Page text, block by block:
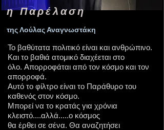
Το βαθύτατα πολιτικό είναι και ανθρώπινο.
Και το βαθιά ατομικό διαχέεται στο
όλο. Απορροφάται από τον κόσμο και τον
απορροφά.
Αυτό το φίλτρο είναι το Παράθυρο του
καθενός στον κόσμο.
Μπορεί να το κρατάς για χρόνια
κλειστό....αλλά.....ο κόσμος
θα έρθει σε σένα. Θα αναζητήσει
η Παρέλαση
της Λούλας Αναγνωστάκη